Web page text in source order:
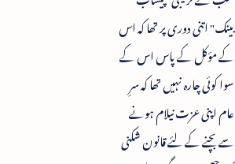
بینک" اتنی دوری پر تھا کہ اس
کے مؤکل کے پاس اس کے
سوا کوئی چارہ نہیں تھا کہ سرِ
عام اپنی عزت نیلام ہونے
سے بچنے کے لئے قانون شکنی